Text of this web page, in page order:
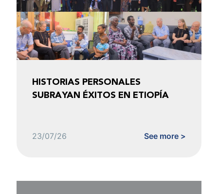
HISTORIAS PERSONALES
SUBRAYAN ÉXITOS EN ETIOPÍA
23/07/26 See more >